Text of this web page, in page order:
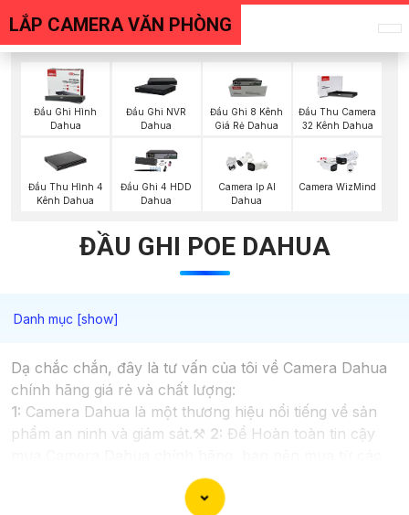
LẮP CAMERA VĂN PHÒNG
Đầu Ghi Hình
Dahua
Đầu Ghi NVR
Dahua
Đầu Ghi 8 Kênh
Giá Rẻ Dahua
Đầu Thu Camera
32 Kênh Dahua
Đầu Thu Hình 4
Kênh Dahua
Đầu Ghi 4 HDD
Dahua
Camera Ip AI
Dahua
Camera WizMind
ĐẦU GHI POE DAHUA
Dạ chắc chắn, đây là tư vấn của tôi về Camera Dahua
chính hãng giá rẻ và chất lượng:
1: Camera Dahua là một thương hiệu nổi tiếng về sản
phẩm an ninh và giám sát.⚒ 2: Để Hoàn toàn tin cậy
cửa hàng uy tín hoặc các đại lý chính thức của
Mức giá của Camera Dahua có thể thay đổi